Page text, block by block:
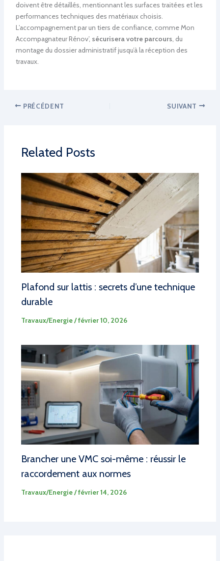
doivent être détaillés, mentionnant les surfaces traitées et les
performances techniques des matériaux choisis.
L’accompagnement par un tiers de confiance, comme Mon
Accompagnateur Rénov’, sécurisera votre parcours, du
montage du dossier administratif jusqu’à la réception des
travaux.
PRÉCÉDENT SUIVANT
Related Posts
Plafond sur lattis : secrets d’une technique
durable
Travaux/Energie/février 10, 2026
Brancher une VMC soi-même : réussir le
raccordement aux normes
Travaux/Energie/février 14, 2026